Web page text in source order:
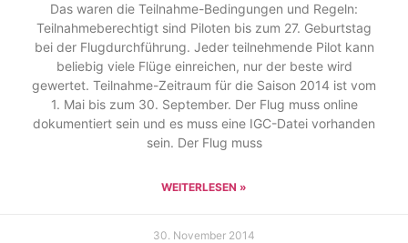
Das waren die Teilnahme-Bedingungen und Regeln:
Teilnahmeberechtigt sind Piloten bis zum 27. Geburtstag
bei der Flugdurchführung. Jeder teilnehmende Pilot kann
beliebig viele Flüge einreichen, nur der beste wird
gewertet. Teilnahme-Zeitraum für die Saison 2014 ist vom
1. Mai bis zum 30. September. Der Flug muss online
dokumentiert sein und es muss eine IGC-Datei vorhanden
sein. Der Flug muss
WEITERLESEN »
30. November 2014